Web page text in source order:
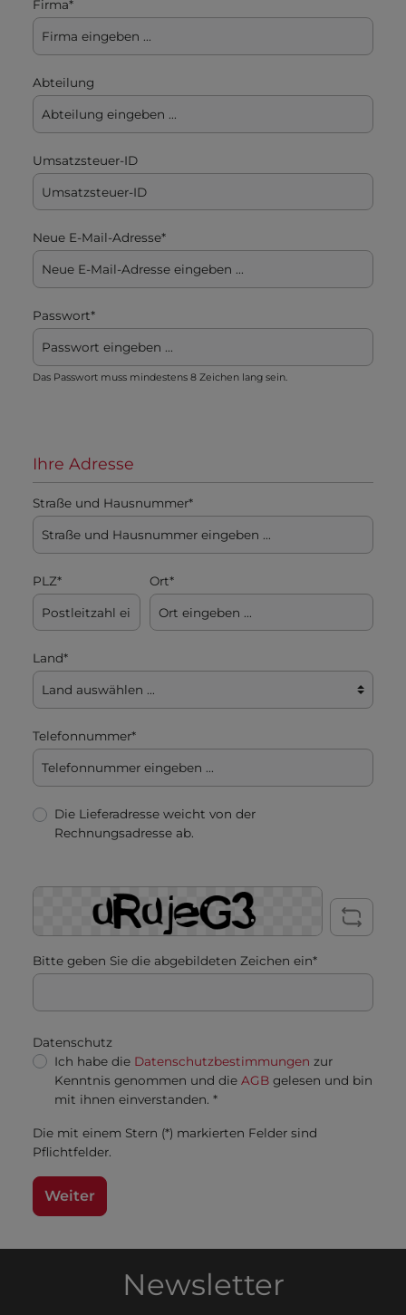
Firma*
Abteilung
Umsatzsteuer-ID
Neue E-Mail-Adresse*
Passwort*
Das Passwort muss mindestens 8 Zeichen lang sein.
Ihre Adresse
Straße und Hausnummer*
PLZ* Ort*
Land*
Telefonnummer*
Die Lieferadresse weicht von der
Rechnungsadresse ab.
Bitte geben Sie die abgebildeten Zeichen ein*
Datenschutz
Ich habe die Datenschutzbestimmungen zur
Kenntnis genommen und die AGB gelesen und bin
mit ihnen einverstanden. *
Die mit einem Stern (*) markierten Felder sind
Pflichtfelder.
Weiter
Newsletter